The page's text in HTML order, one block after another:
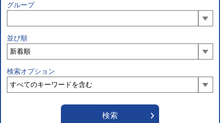
グループ
並び順
検索オプション